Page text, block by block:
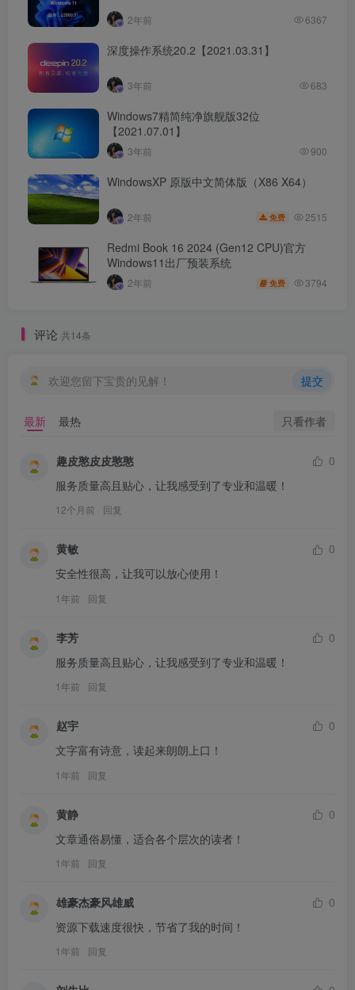
2年前 6367
深度操作系统20.2【2021.03.31】
3年前 683
Windows7精简纯净旗舰版32位
【2021.07.01】
3年前 900
WindowsXP 原版中文简体版（X86 X64）
2年前 免费 2515
Redmi Book 16 2024 (Gen12 CPU)官方
Windows11出厂预装系统
2年前 免费 3794
评论 共14条
欢迎您留下宝贵的见解！ 提交
最新 最热 只看作者
趣皮憨皮皮憨憨
0
服务质量高且贴心，让我感受到了专业和温暖！
12个月前 回复
黄敏
0
安全性很高，让我可以放心使用！
1年前 回复
李芳
0
服务质量高且贴心，让我感受到了专业和温暖！
1年前 回复
赵宇
0
文字富有诗意，读起来朗朗上口！
1年前 回复
黄静
0
文章通俗易懂，适合各个层次的读者！
1年前 回复
雄豪杰豪风雄威
0
资源下载速度很快，节省了我的时间！
1年前 回复